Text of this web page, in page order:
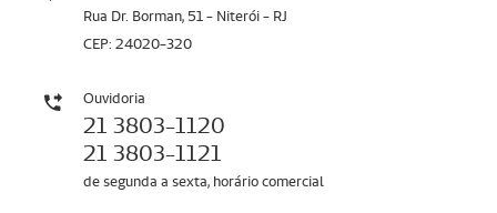
Rua Dr. Borman, 51 - Niterói - RJ
CEP: 24020-320
Ouvidoria
21 3803-1120
21 3803-1121
de segunda a sexta, horário comercial